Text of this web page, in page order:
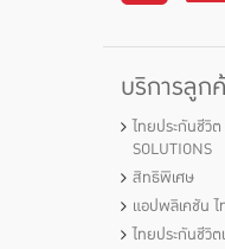
บริการลูก
ไทยประกันชีวิ
SOLUTIONS
สิทธิพิเศษ
แอปพลิเคชัน
ไทยประกันชีวิต